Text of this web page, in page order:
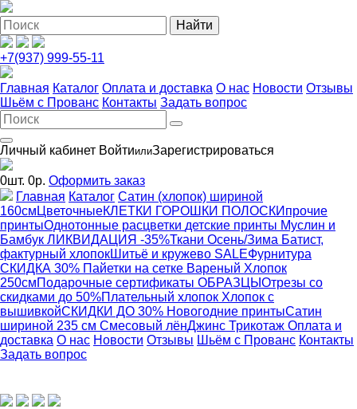
+7(937) 999-55-11
Главная Каталог Оплата и доставка О нас Новости Отзывы
Шьём с Прованс Контакты Задать вопрос
Личный кабинет ВойтиилиЗарегистрироваться
0шт. 0р. Оформить заказ
Главная Каталог Сатин (хлопок) шириной
160см ЦветочныеКЛЕТКИ ГОРОШКИ ПОЛОСКИ прочие
принтыОднотонные расцветки детские принты Муслин и
Бамбук ЛИКВИДАЦИЯ -35%Ткани Осень/Зима Батист,
фактурный хлопокШитьё и кружево SALEФурнитура
СКИДКА 30% Пайетки на сетке Вареный Хлопок
250смПодарочные сертификаты ОБРАЗЦЫ Отрезы со
скидками до 50%Плательный хлопок Хлопок с
вышивкойСКИДКИ ДО 30% Новогодние принтыСатин
шириной 235 см Смесовый лёнДжинс Трикотаж Оплата и
доставка О нас Новости Отзывы Шьём с Прованс Контакты
Задать вопрос